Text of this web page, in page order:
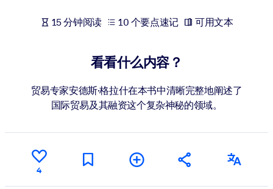
利用可靠、结构化的知识为您的人工智能系统提供动力，以改善输
15 分钟阅读 10 个要点速记 可用文本
看看什么内容？
贸易专家安德斯·格拉什在本书中清晰完整地阐述了
国际贸易及其融资这个复杂神秘的领域。
4